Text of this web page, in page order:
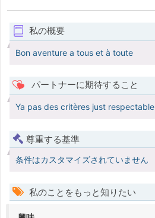
私の概要
Bon aventure a tous et à toute
パートナーに期待すること
Ya pas des critères just respectable
尊重する基準
条件はカスタマイズされていません
私のことをもっと知りたい